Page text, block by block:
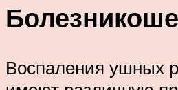
Воспаления ушных